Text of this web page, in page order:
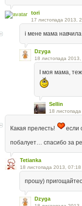
tori
17 листопада 2013,
і мене мама
Dzyga
18 листопада 2013,
І моя мама,
Sellin
18
Какая прелесть! если
побалует… спасибо за
Tetianka
18 листопада 2013, 07:18
прошу)
Dzyga